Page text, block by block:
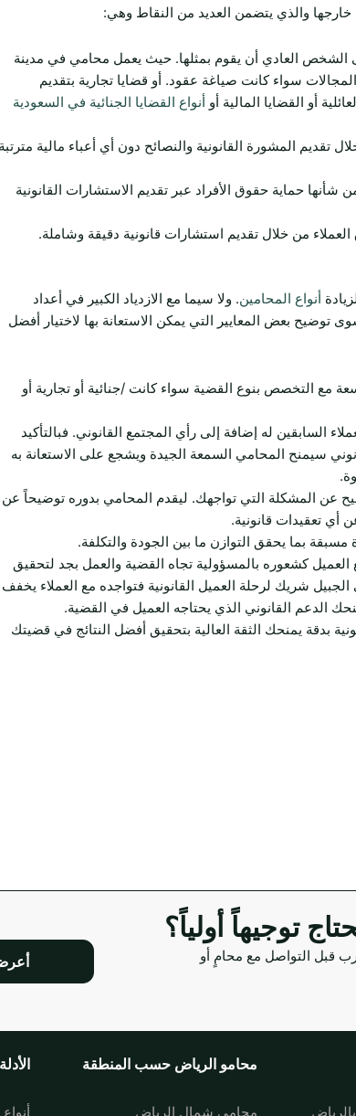
والذي يتضمن العديد من النقاط وهي:
العادي أن يقوم بمثلها. حيث يعمل محامي في مدينة
المجالات سواء كانت صياغة عقود. أو قضايا تجارية بتقديم
أو القضايا المالية أو أنواع القضايا الجنائية في السعودية
تقديم المشورة القانونية والنصائح دون أي أعباء مالية مترتبة
شأنها حماية حقوق الأفراد عبر تقديم الاستشارات القانونية
من خلال تقديم استشارات قانونية دقيقة وشاملة.
أنواع المحامين. ولا سيما مع الازدياد الكبير في أعداد
توضيح بعض المعايير التي يمكن الاستعانة بها لاختيار أفضل
مع التخصص بنوع القضية سواء كانت /جنائية أو تجارية أو
السابقين له إضافة إلى رأي المجتمع القانوني. فبالتأكيد
سيمنح المحامي السمعة الجيدة ويشجع على الاستعانة به
عن المشكلة التي تواجهك. ليقدم المحامي بدوره توضيحاً عن
أي تعقيدات قانونية.
بما يحقق التوازن ما بين الجودة والتكلفة.
كشعوره بالمسؤولية تجاه القضية والعمل بجد لتحقيق
شريك لرحلة العميل القانونية فتواجده مع العملاء يخفف
الدعم القانوني الذي يحتاجه العميل في القضية.
بدقة يمنحك الثقة العالية بتحقيق أفضل النتائج في قضيتك
توجيهاً أولياً؟
قبل التواصل مع محامٍ أو
محامو الرياض حسب المنطقة
محامي شمال الرياض